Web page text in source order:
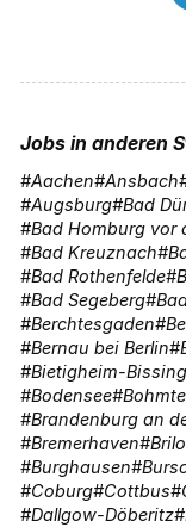
Jobs in anderen
Aachen Ansbach
Augsburg Bad
Bad Homburg vor
Bad Kreuznach
Bad Rothenfelde
Bad Segeberg
Berchtesgaden
Bernau bei Berlin
Bietigheim-
Bodensee Bohmte
Brandenburg an
Bremerhaven
Burghausen
Coburg Cottbus
Dallgow-Döberitz